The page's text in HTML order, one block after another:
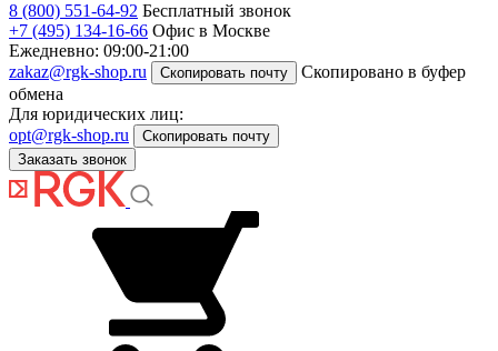
8 (800) 551-64-92 Бесплатный звонок
+7 (495) 134-16-66 Офис в Москве
Ежедневно: 09:00-21:00
zakaz@rgk-shop.ru
Скопировать почту
Скопировано в буфер
обмена
Для юридических лиц:
opt@rgk-shop.ru
Скопировать почту
Заказать звонок